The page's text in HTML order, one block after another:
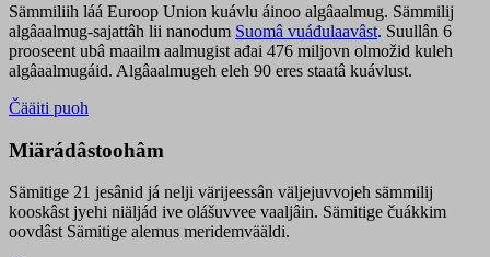
Sämmiliih láá Euroop Union kuávlu áinoo algâaalmug. Sämmilij
algâaalmug-sajattâh lii nanodum Suomâ vuáđulaavâst. Suullân 6
prooseent ubâ maailm aalmugist ađai 476 miljovn olmožid kuleh
algâaalmugáid. Algâaalmugeh eleh 90 eres staatâ kuávlust.
Čääiti puoh
Miärádâstoohâm
Sämitige 21 jesânid já nelji värijeessân väljejuvvojeh sämmilij
kooskâst jyehi niäljád ive olášuvvee vaaljâin. Sämitige čuákkim
oovdâst Sämitige alemus meridemvääldi.